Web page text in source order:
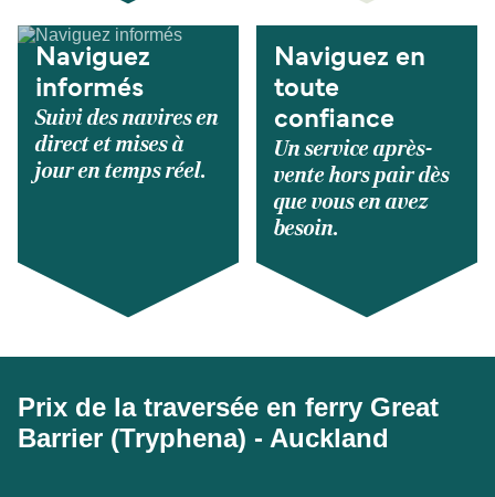
Naviguez
informés
Suivi des navires en
direct et mises à
jour en temps réel.
Naviguez en
toute
confiance
Un service après-
vente hors pair dès
que vous en avez
besoin.
Prix de la traversée en ferry Great
Barrier (Tryphena) - Auckland